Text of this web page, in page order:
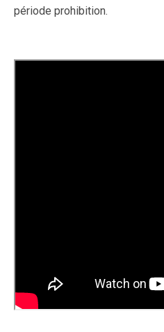
période prohibition.